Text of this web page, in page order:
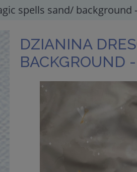
spells sand/ background
DZIANINA
BACKGROUND